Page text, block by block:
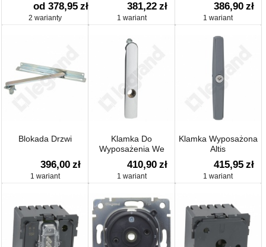
od 378,95 zł
2 warianty
381,22 zł
1 wariant
386,90 zł
1 wariant
Blokada Drzwi
396,00 zł
1 wariant
Klamka Do
Wyposażenia We
Wkładkę/trzpień
410,90 zł
1 wariant
Klamka Wyposażona
Altis
415,95 zł
1 wariant